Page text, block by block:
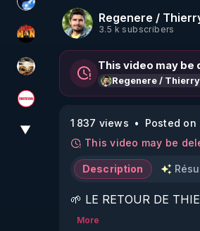
Chercheur de vérité
OHM ÉGA MAN
patatrak
Magazine Nexus
▼
Regenere /
3.5 k subscribers
This video may be
Regenere /
1 837 views
Posted on
This video may be
Description
🌱 LE RETOUR DE
More